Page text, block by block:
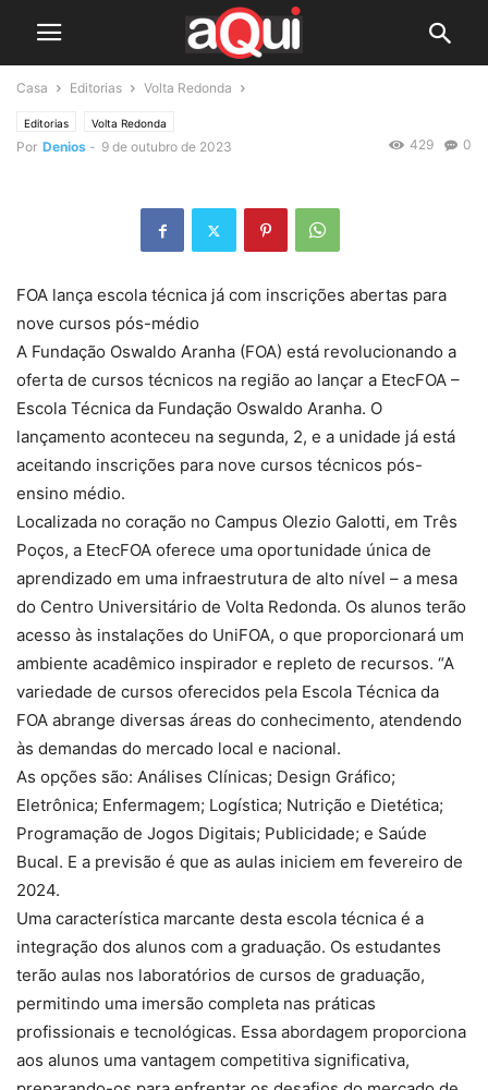
Casa Editorias Volta Redonda
Editorias Volta Redonda
Por Denios - 9 de outubro de 2023 0
429
FOA lança escola técnica já com inscrições abertas para
nove cursos pós-médio
A Fundação Oswaldo Aranha (FOA) está revolucionando a
oferta de cursos técnicos na região ao lançar a EtecFOA –
Escola Técnica da Fundação Oswaldo Aranha. O
lançamento aconteceu na segunda, 2, e a unidade já está
aceitando inscrições para nove cursos técnicos pós-
ensino médio.
Localizada no coração no Campus Olezio Galotti, em Três
Poços, a EtecFOA oferece uma oportunidade única de
aprendizado em uma infraestrutura de alto nível – a mesa
do Centro Universitário de Volta Redonda. Os alunos terão
acesso às instalações do UniFOA, o que proporcionará um
ambiente acadêmico inspirador e repleto de recursos. “A
variedade de cursos oferecidos pela Escola Técnica da
FOA abrange diversas áreas do conhecimento, atendendo
às demandas do mercado local e nacional.
As opções são: Análises Clínicas; Design Gráfico;
Eletrônica; Enfermagem; Logística; Nutrição e Dietética;
Programação de Jogos Digitais; Publicidade; e Saúde
Bucal. E a previsão é que as aulas iniciem em fevereiro de
2024.
Uma característica marcante desta escola técnica é a
integração dos alunos com a graduação. Os estudantes
terão aulas nos laboratórios de cursos de graduação,
permitindo uma imersão completa nas práticas
profissionais e tecnológicas. Essa abordagem proporciona
aos alunos uma vantagem competitiva significativa,